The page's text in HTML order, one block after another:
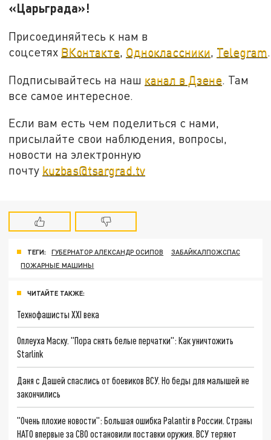
«Царьграда»!
Присоединяйтесь к нам в
соцсетях ВКонтакте, Одноклассники, Telegram.
Подписывайтесь на наш канал в Дзене . Там
все самое интересное.
Если вам есть чем поделиться с нами,
присылайте свои наблюдения, вопросы,
новости на электронную
почту kuzbas@tsargrad.tv
ТЕГИ: ГУБЕРНАТОР АЛЕКСАНДР ОСИПОВ
ЗАБАЙКАЛПОЖСПАС
ПОЖАРНЫЕ МАШИНЫ
ЧИТАЙТЕ ТАКЖЕ:
Технофашисты XXI века
Оплеуха Маску. "Пора снять белые перчатки": Как уничтожить
Starlink
Даня с Дашей спаслись от боевиков ВСУ. Но беды для малышей не
закончились
"Очень плохие новости": Большая ошибка Palantir в России. Страны
НАТО впервые за СВО остановили поставки оружия. ВСУ теряют